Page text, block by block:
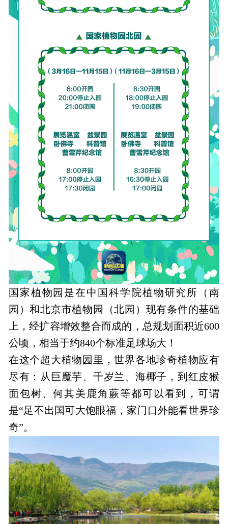
国家植物园 是在中国科学院植物研究所（南
园）和北京市植物园（北园）现有条件的基础
上，经扩容增效整合而成的，总规划面积近600
公顷，相当于约840个标准足球场大！
在这个超大植物园里，世界各地珍奇植物应有
尽有：从巨魔芋、千岁兰、海椰子，到红皮猴
面包树、何其美鹿角蕨等都可以看到，可谓
是“足不出国可大饱眼福，家门口外能看世界珍
奇”。